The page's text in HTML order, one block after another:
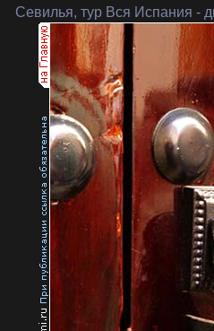
Севилья, тур Вся Испания -